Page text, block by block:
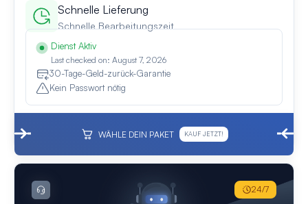
Schnelle Lieferung
Schnelle Bearbeitungszeit
Dienst Aktiv
Last checked on: August 7, 2026
30-Tage-Geld-zurück-Garantie
Kein Passwort nötig
WÄHLE DEIN PAKET KAUF JETZT!
24/7